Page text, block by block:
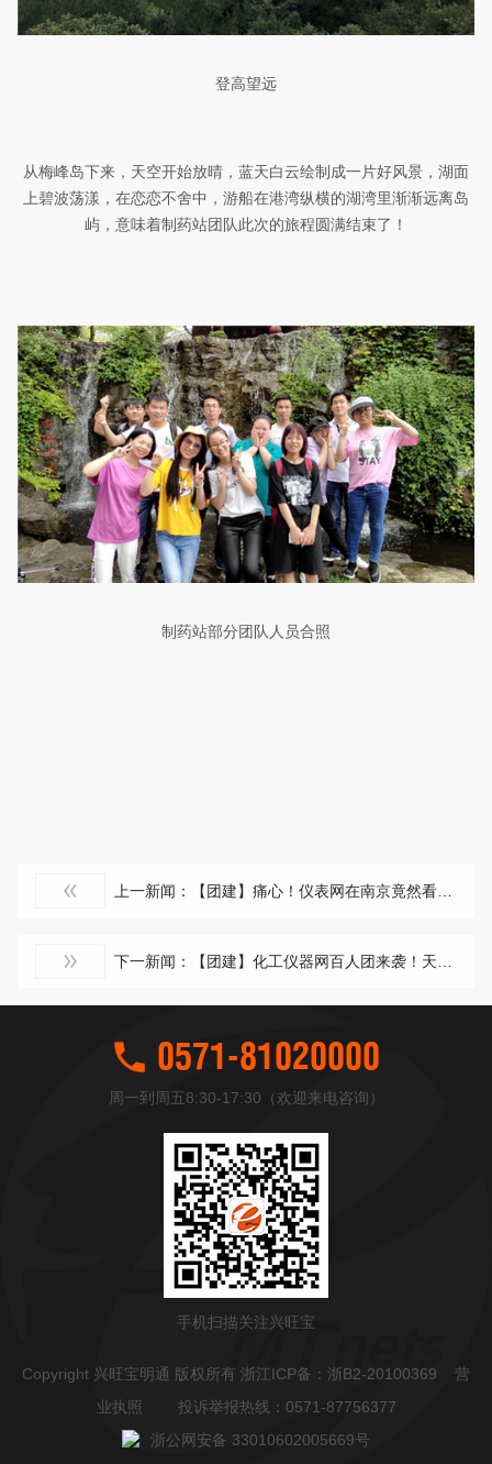
登高望远
从梅峰岛下来，天空开始放晴，蓝天白云绘制成一片好风景，湖面
上碧波荡漾，在恋恋不舍中，游船在港湾纵横的湖湾里渐渐远离岛
屿，意味着制药站团队此次的旅程圆满结束了！
制药站部分团队人员合照
上一新闻：【团建】痛心！仪表网在南京竟然看到这些~~
下一新闻：【团建】化工仪器网百人团来袭！天目湖两天一夜大揭秘
0571-81020000
周一到周五8:30-17:30（欢迎来电咨询）
手机扫描关注兴旺宝
Copyright 兴旺宝明通 版权所有 浙江ICP备： 浙B2-20100369
营
业执照 投诉举报热线：0571-87756377
浙公网安备 33010602005669号